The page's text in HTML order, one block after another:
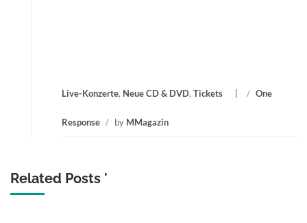
Live-Konzerte, Neue CD & DVD, Tickets / One
Response / by MMagazin
Related Posts '